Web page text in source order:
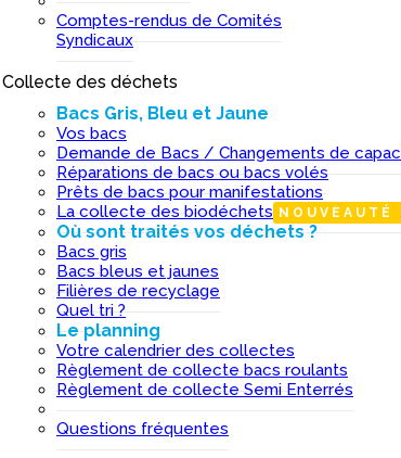
Comptes-rendus de Comités
Syndicaux
Collecte des déchets
Bacs Gris, Bleu et Jaune
Vos bacs
Demande de Bacs / Changements de
Réparations de bacs ou bacs volés
Prêts de bacs pour manifestations
La collecte des biodéchets NOUVEAUTÉ
Où sont traités vos déchets ?
Bacs gris
Bacs bleus et jaunes
Filières de recyclage
Quel tri ?
Le planning
Votre calendrier des collectes
Règlement de collecte bacs roulants
Règlement de collecte Semi Enterrés
Questions fréquentes